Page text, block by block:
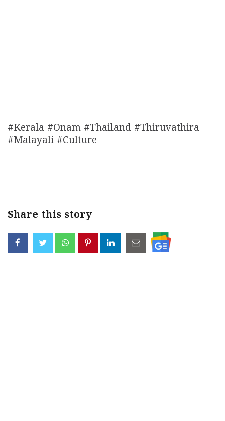
#Kerala #Onam #Thailand #Thiruvathira
#Malayali #Culture
Share this story